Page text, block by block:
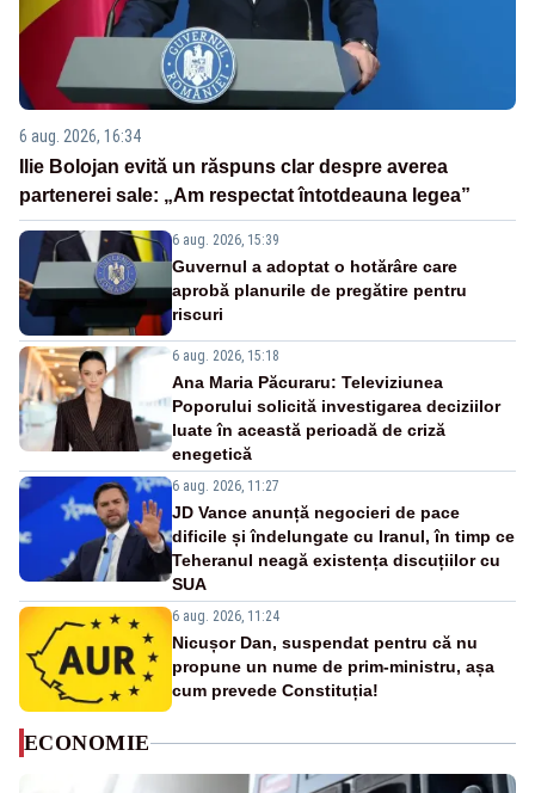
6 aug. 2026, 16:34
Ilie Bolojan evită un răspuns clar despre averea
partenerei sale: „Am respectat întotdeauna legea”
6 aug. 2026, 15:39
Guvernul a adoptat o hotărâre care
aprobă planurile de pregătire pentru
riscuri
6 aug. 2026, 15:18
Ana Maria Păcuraru: Televiziunea
Poporului solicită investigarea deciziilor
luate în această perioadă de criză
enegetică
6 aug. 2026, 11:27
JD Vance anunță negocieri de pace
dificile și îndelungate cu Iranul, în timp ce
Teheranul neagă existența discuțiilor cu
SUA
6 aug. 2026, 11:24
Nicușor Dan, suspendat pentru că nu
propune un nume de prim-ministru, așa
cum prevede Constituția!
ECONOMIE